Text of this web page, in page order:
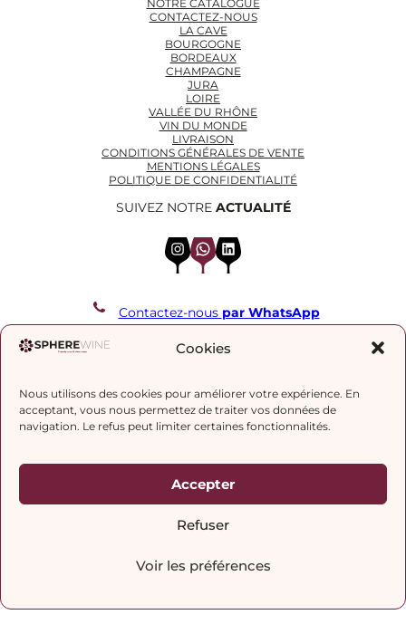
Cookies
Nous utilisons des cookies pour améliorer votre expérience. En
acceptant, vous nous permettez de traiter vos données de
navigation. Le refus peut limiter certaines fonctionnalités.
Accepter
Refuser
Voir les préférences
NOTRE CATALOGUE
CONTACTEZ-NOUS
LA CAVE
BOURGOGNE
BORDEAUX
CHAMPAGNE
JURA
LOIRE
VALLÉE DU RHÔNE
VIN DU MONDE
LIVRAISON
CONDITIONS GÉNÉRALES DE VENTE
MENTIONS LÉGALES
POLITIQUE DE CONFIDENTIALITÉ
SUIVEZ NOTRE ACTUALITÉ
InstagramWhatsApp LinkedIn
Contactez-nous par WhatsApp
REJOIGNEZ NOTRE LISTE DE DIFFUSION
politique de confidentialité.